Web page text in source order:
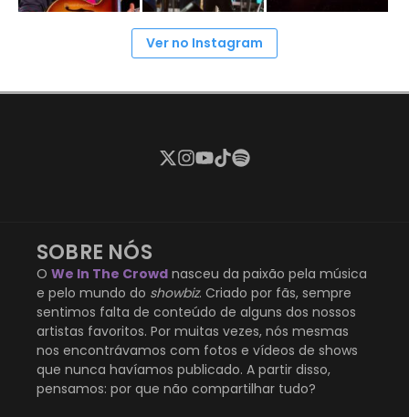
Ver no Instagram
SOBRE NÓS
O We In The Crowd nasceu da paixão pela música
e pelo mundo do showbiz. Criado por fãs, sempre
sentimos falta de conteúdo de alguns dos nossos
artistas favoritos. Por muitas vezes, nós mesmas
nos encontrávamos com fotos e vídeos de shows
que nunca havíamos publicado. A partir disso,
pensamos: por que não compartilhar tudo?